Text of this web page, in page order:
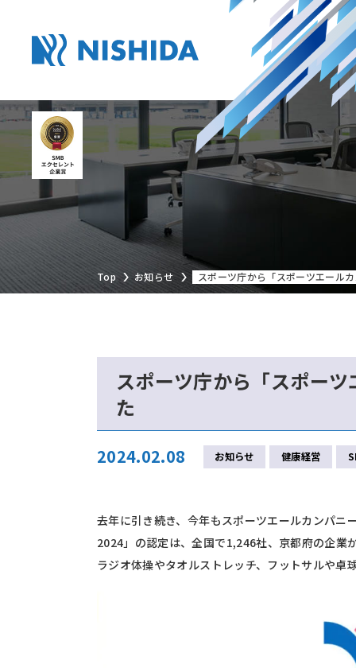
Top お知らせ スポーツ庁から「スポーツエール
スポーツ庁から「スポー
た
2024.02.08 お知らせ 健康経営
去年に引き続き、今年もスポーツエールカンパ
2024」の認定は、全国で1,246社、京都府の企業
ラジオ体操やタオルストレッチ、フットサルや卓